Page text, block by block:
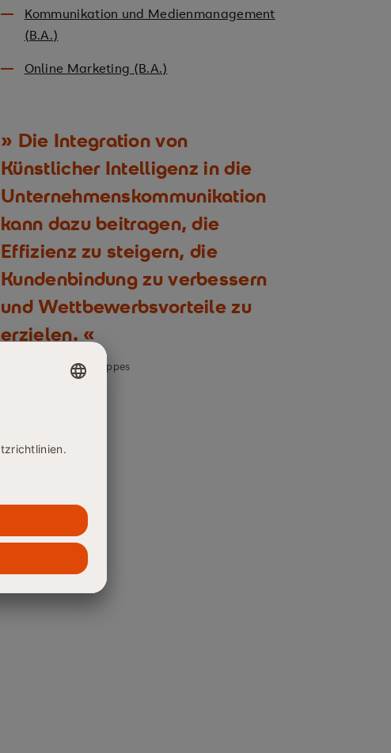
Kommunikation und Medienmanagement
(B.A.)
Online Marketing (B.A.)
Die Integration von
Künstlicher Intelligenz in die
Unternehmenskommunikation
kann dazu beitragen, die
Effizienz zu steigern, die
Kundenbindung zu verbessern
und Wettbewerbsvorteile zu
erzielen.
Prof. Dr. Thomas Bippes